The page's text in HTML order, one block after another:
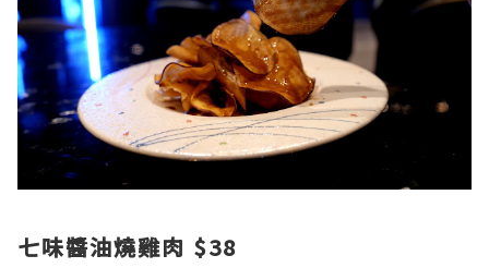
七味醬油燒雞肉 $38